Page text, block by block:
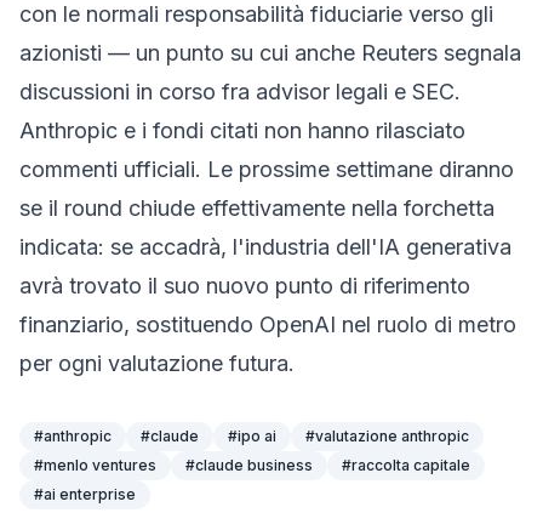
con le normali responsabilità fiduciarie verso gli
azionisti — un punto su cui anche Reuters segnala
discussioni in corso fra advisor legali e SEC.
Anthropic e i fondi citati non hanno rilasciato
commenti ufficiali. Le prossime settimane diranno
se il round chiude effettivamente nella forchetta
indicata: se accadrà, l'industria dell'IA generativa
avrà trovato il suo nuovo punto di riferimento
finanziario, sostituendo OpenAI nel ruolo di metro
per ogni valutazione futura.
#anthropic #claude #ipo ai #valutazione anthropic
#menlo ventures #claude business #raccolta capitale
#ai enterprise